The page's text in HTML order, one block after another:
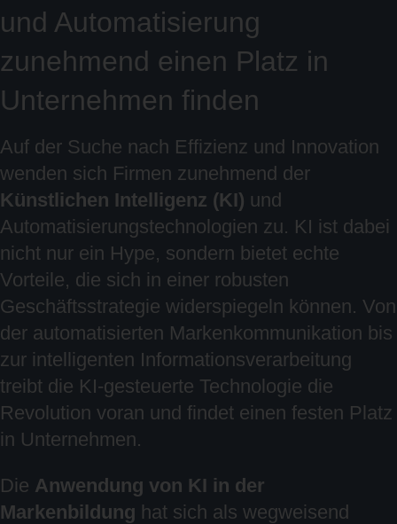
und Automatisierung
zunehmend einen Platz in
Unternehmen finden
Auf der Suche nach Effizienz und Innovation
wenden sich Firmen zunehmend der
Künstlichen Intelligenz (KI) und
Automatisierungstechnologien zu. KI ist dabei
nicht nur ein Hype, sondern bietet echte
Vorteile, die sich in einer robusten
Geschäftsstrategie widerspiegeln können. Von
der automatisierten Markenkommunikation bis
zur intelligenten Informationsverarbeitung
treibt die KI-gesteuerte Technologie die
Revolution voran und findet einen festen Platz
in Unternehmen.
Die Anwendung von KI in der
Markenbildung hat sich als wegweisend